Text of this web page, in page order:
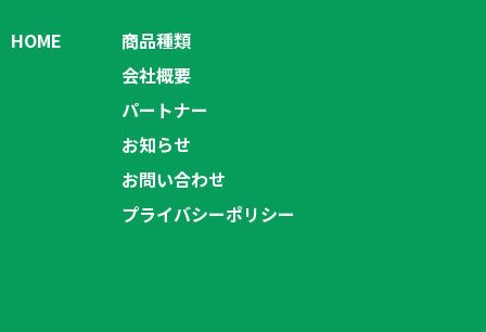
HOME
商品種類
会社概要
パートナー
お知らせ
お問い合わせ
プライバシーポリシー